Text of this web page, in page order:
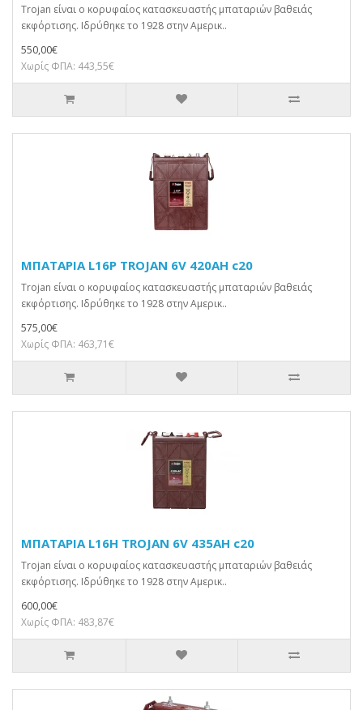
Trojan είναι ο κορυφαίος κατασκευαστής μπαταριών βαθειάς
εκφόρτισης. Ιδρύθηκε το 1928 στην Αμερικ..
550,00€
Χωρίς ΦΠΑ: 443,55€
ΜΠΑΤΑΡΙΑ L16P TROJAN 6V 420AH c20
Trojan είναι ο κορυφαίος κατασκευαστής μπαταριών βαθειάς
εκφόρτισης. Ιδρύθηκε το 1928 στην Αμερικ..
575,00€
Χωρίς ΦΠΑ: 463,71€
ΜΠΑΤΑΡΙΑ L16H TROJAN 6V 435AH c20
Trojan είναι ο κορυφαίος κατασκευαστής μπαταριών βαθειάς
εκφόρτισης. Ιδρύθηκε το 1928 στην Αμερικ..
600,00€
Χωρίς ΦΠΑ: 483,87€